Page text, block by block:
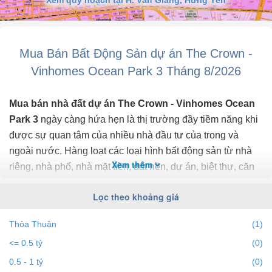
250 - 450tr/m thì tại Ocean Park 3 nền giá đang cực tốt chỉ quanh
130 triệu/m².
Mua Bán Bất Động Sản dự án The Crown -
Vinhomes Ocean Park 3 Tháng 8/2026
Mua bán nhà đất dự án The Crown - Vinhomes Ocean
Park 3 ngày càng hứa hẹn là thị trường đầy tiềm năng khi
được sự quan tâm của nhiều nhà đầu tư của trong và
ngoài nước. Hàng loạt các loại hình bất động sản từ nhà
riêng, nhà phố, nhà mặt tiền, đất nền, dự án, biệt thự, căn
sản dự án The Crown - Vinhomes Ocean Park 3.
Để cập nhật những
Crown - Vinhomes Ocean Park 3
nhất hãy truy cập vào bds68.com.vn để theo dõi
Xem thêm
Lọc theo khoảng giá
Thỏa Thuận
(1)
<= 0.5 tỷ
(0)
0.5 - 1 tỷ
(0)